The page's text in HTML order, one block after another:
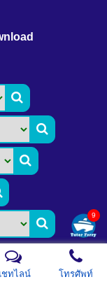




ชทไลน์ โทรศัพท์